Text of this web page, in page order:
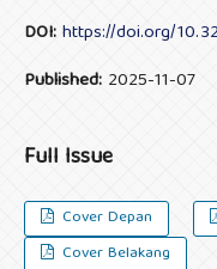
DOI:https://doi.org/
Published: 2025-11-07
Full Issue
Cover Depan
Cover Belakang